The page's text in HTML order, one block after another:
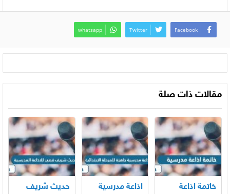
Facebook
Twitter
whatsapp
مقالات ذات صلة
خاتمة اذاعة
اذاعة مدرسية
حديث شريف